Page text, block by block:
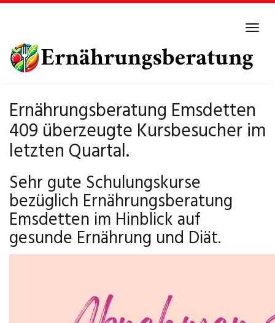
main
content
Ernährungsberatung Emsdetten
409 überzeugte Kursbesucher im
letzten Quartal.
Sehr gute Schulungskurse
bezüglich Ernährungsberatung
Emsdetten im Hinblick auf
gesunde Ernährung und Diät.